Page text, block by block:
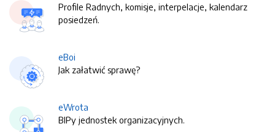
Profile Radnych, komisje, interpelacje, kalendarz
posiedzeń.
eBoi
Jak załatwić sprawę?
eWrota
BIPy jednostek organizacyjnych.